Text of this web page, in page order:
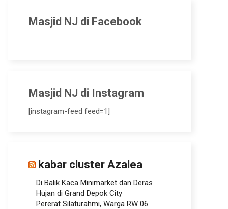
Masjid NJ di Facebook
Masjid NJ di Instagram
[instagram-feed feed=1]
kabar cluster Azalea
Di Balik Kaca Minimarket dan Deras
Hujan di Grand Depok City
Pererat Silaturahmi, Warga RW 06